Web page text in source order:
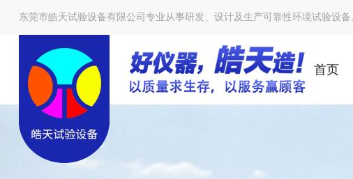
东莞市皓天试验设备有限公司专业从事研发、设计及生产可靠性环境试验设备
首页